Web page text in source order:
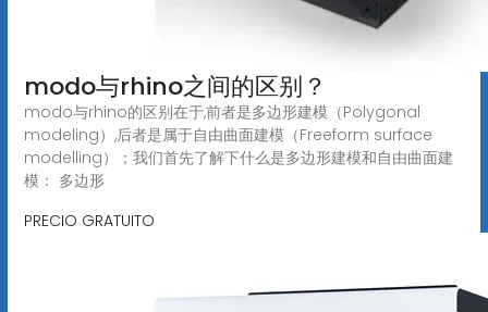
modo与rhino之间的区别？
modo与rhino的区别在于,前者是多边形建模（Polygonal
modeling）,后者是属于自由曲面建模（Freeform surface
modelling）；我们首先了解下什么是多边形建模和自由曲面建
模： 多边形
PRECIO GRATUITO